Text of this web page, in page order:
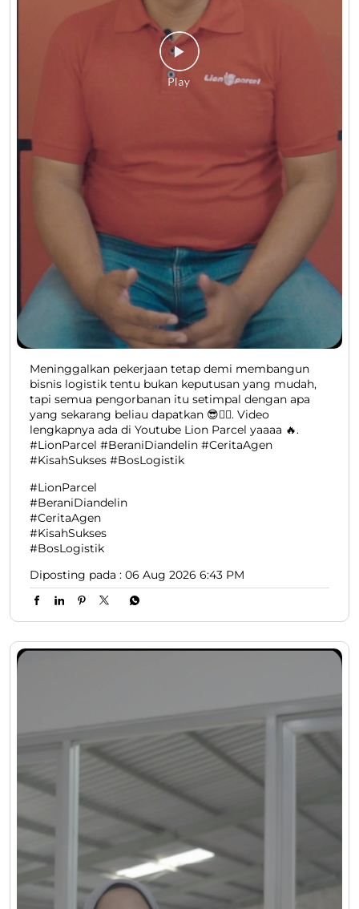
Meninggalkan pekerjaan tetap demi membangun
bisnis logistik tentu bukan keputusan yang mudah,
tapi semua pengorbanan itu setimpal dengan apa
yang sekarang beliau dapatkan 😎👍🏻. Video
lengkapnya ada di Youtube Lion Parcel yaaaa 🔥.
#LionParcel #BeraniDiandelin #CeritaAgen
#KisahSukses #BosLogistik
#LionParcel
#BeraniDiandelin
#CeritaAgen
#KisahSukses
#BosLogistik
Diposting pada : 06 Aug 2026 6:43 PM